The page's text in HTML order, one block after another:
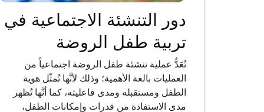
دور التنشئة الاجتماعية في
تربية طفل الروضة
تُعَدُّ عملية تنشئة طفل الروضة اجتماعياً من
العمليات بالغة الأهمية؛ وذلك لأنَّها تُمثّل هوية
الطفل ومستقبله ومدى فاعليته، كما أنَّها تُظهر
مدى الاستفادة من قدرات وإمكانات الطفل،